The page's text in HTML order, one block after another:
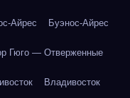
Айрес Буэнос-Айрес
Гюго — Отверженные
Владивосток